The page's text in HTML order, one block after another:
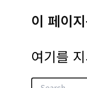
이 페이
여기를
검